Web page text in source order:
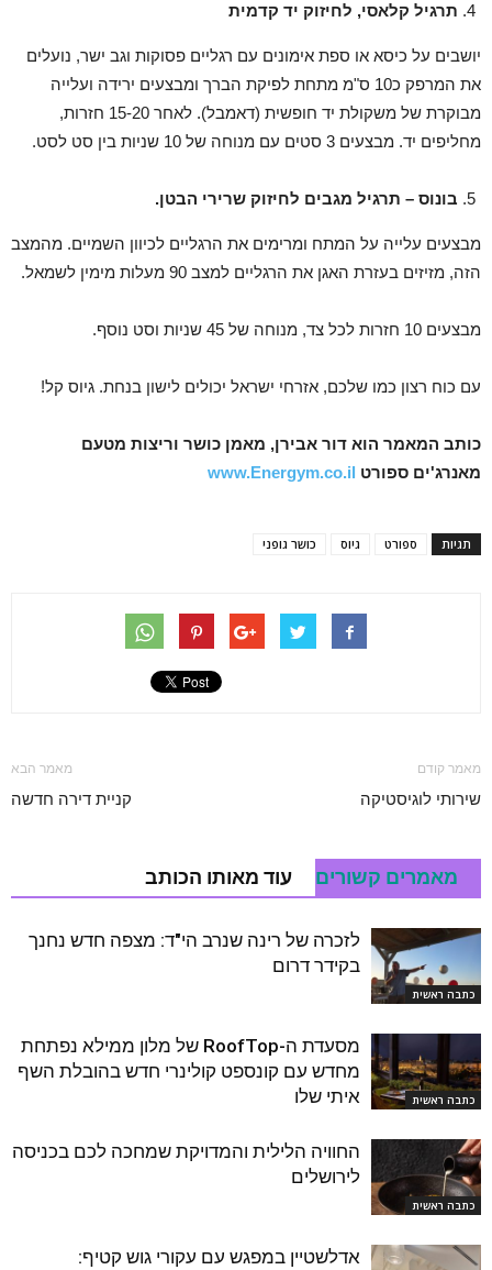
תרגיל קלאסי, לחיזוק יד קדמית
יושבים על כיסא או ספת אימונים עם רגליים פסוקות וגב ישר, נועלים
את המרפק כ10 ס"מ מתחת לפיקת הברך ומבצעים ירידה ועלייה
מבוקרת של משקולת יד חופשית (דאמבל). לאחר 15-20 חזרות,
מחליפים יד. מבצעים 3 סטים עם מנוחה של 10 שניות בין סט לסט.
בונוס – תרגיל מגבים לחיזוק שרירי הבטן.
מבצעים עלייה על המתח ומרימים את הרגליים לכיוון השמיים. מהמצב
הזה, מזיזים בעזרת האגן את הרגליים למצב 90 מעלות מימין לשמאל.
מבצעים 10 חזרות לכל צד, מנוחה של 45 שניות וסט נוסף.
עם כוח רצון כמו שלכם, אזרחי ישראל יכולים לישון בנחת. גיוס קל!
כותב המאמר הוא דור אבירן, מאמן כושר וריצות מטעם
מאנרג'ים ספורט www.Energym.co.il
תגיות ספורט גיוס כושר גופני
מאמר קודם
שירותי לוגיסטיקה
מאמר הבא
קניית דירה חדשה
מאמרים קשורים עוד מאותו הכותב
כתבה ראשית
לזכרה של רינה שנרב הי"ד: מצפה חדש נחנך
בקידר דרום
כתבה ראשית
מסעדת ה-RoofTop של מלון ממילא נפתחת
מחדש עם קונספט קולינרי חדש בהובלת השף
איתי שלו
כתבה ראשית
החוויה הלילית והמדויקת שמחכה לכם בכניסה
לירושלים
אדלשטיין במפגש עם עקורי גוש קטיף: